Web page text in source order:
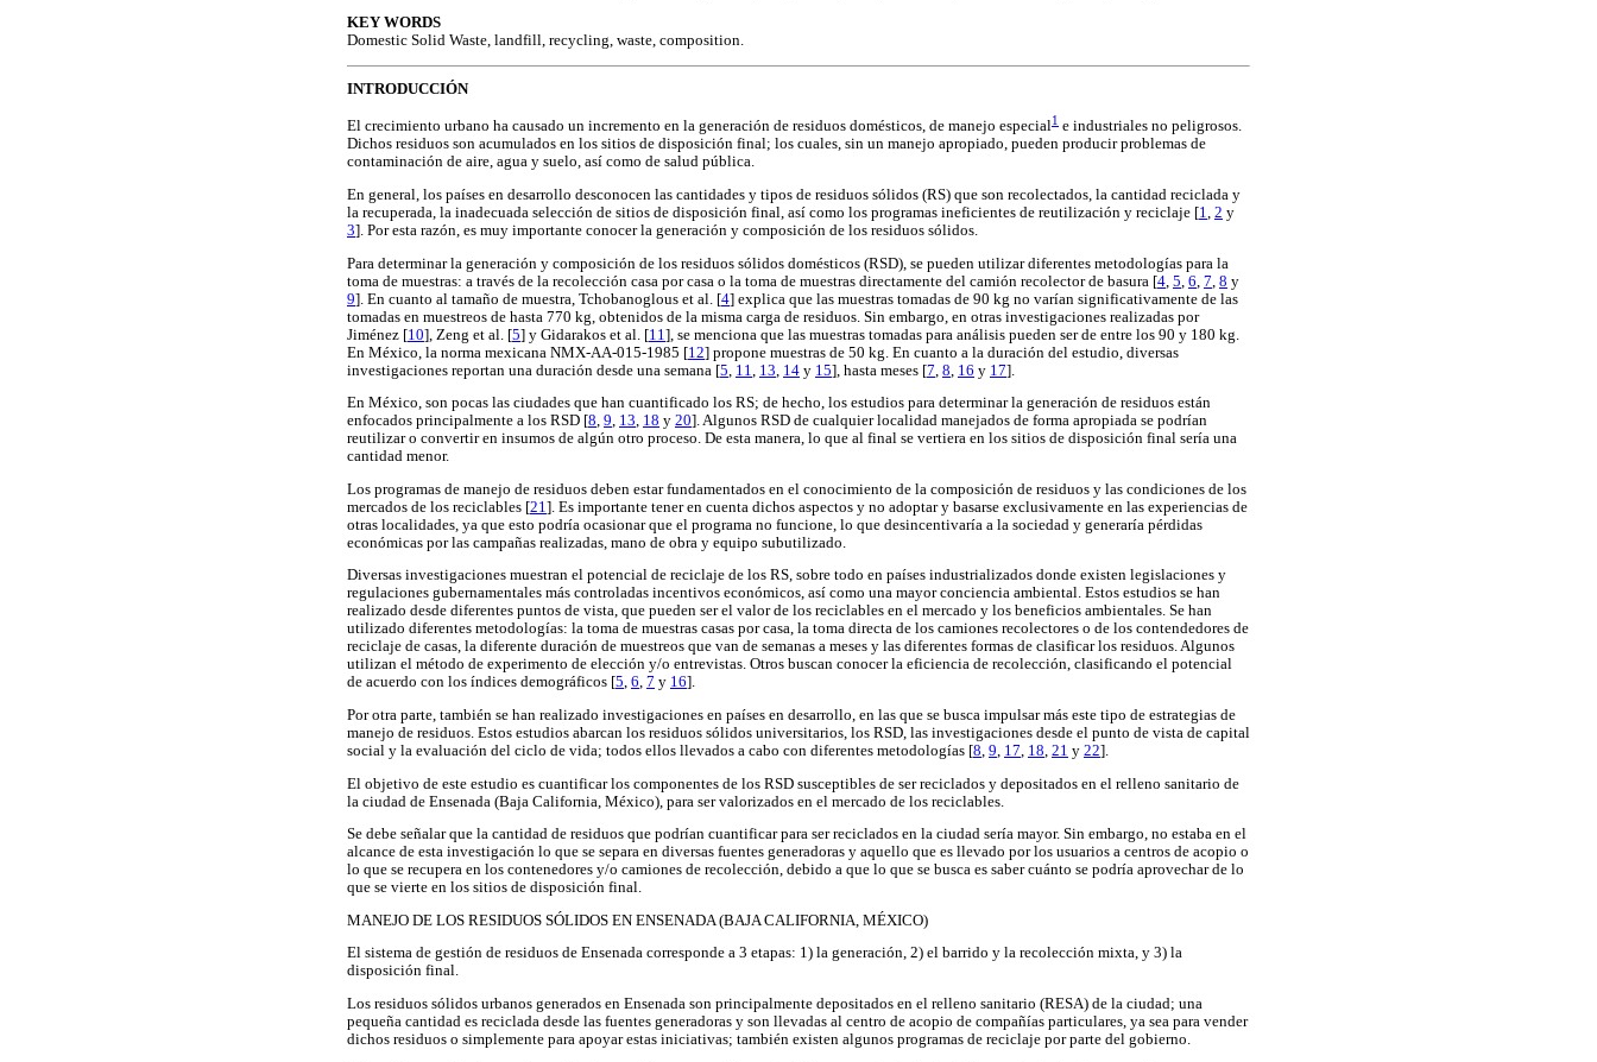
KEY WORDS
Domestic Solid Waste, landfill, recycling, waste, composition.
INTRODUCCIÓN
El crecimiento urbano ha causado un incremento en la generación de residuos domésticos, de manejo especial1 e industriales no peligrosos.
Dichos residuos son acumulados en los sitios de disposición final; los cuales, sin un manejo apropiado, pueden producir problemas de
contaminación de aire, agua y suelo, así como de salud pública.
En general, los países en desarrollo desconocen las cantidades y tipos de residuos sólidos (RS) que son recolectados, la cantidad reciclada y
la recuperada, la inadecuada selección de sitios de disposición final, así como los programas ineficientes de reutilización y reciclaje [1, 2 y
3]. Por esta razón, es muy importante conocer la generación y composición de los residuos sólidos.
Para determinar la generación y composición de los residuos sólidos domésticos (RSD), se pueden utilizar diferentes metodologías para la
toma de muestras: a través de la recolección casa por casa o la toma de muestras directamente del camión recolector de basura [4 5 6 7 8 y
9]. En cuanto al tamaño de muestra, Tchobanoglous et al. [4] explica que las muestras tomadas de 90 kg no varían significativamente de las
tomadas en muestreos de hasta 770 kg, obtenidos de la misma carga de residuos. Sin embargo, en otras investigaciones realizadas por
Jiménez [10], Zeng et al. [5] y Gidarakos et al. [11 ], se menciona que las muestras tomadas para análisis pueden ser de entre los 90 y 180 kg.
En México, la norma mexicana NMX-AA-015-1985 [12] propone muestras de 50 kg. En cuanto a la duración del estudio, diversas
investigaciones reportan una duración desde una semana [5 11 13 14 y 15], hasta meses [7 8 16 y 17].
En México, son pocas las ciudades que han cuantificado los RS; de hecho, los estudios para determinar la generación de residuos están
enfocados principalmente a los RSD [8, 9, 13, 18 y 20]. Algunos RSD de cualquier localidad manejados de forma apropiada se podrían
reutilizar o convertir en insumos de algún otro proceso. De esta manera, lo que al final se vertiera en los sitios de disposición final sería una
cantidad menor.
Los programas de manejo de residuos deben estar fundamentados en el conocimiento de la composición de residuos y las condiciones de los
mercados de los reciclables [21 ]. Es importante tener en cuenta dichos aspectos y no adoptar y basarse exclusivamente en las experiencias de
otras localidades, ya que esto podría ocasionar que el programa no funcione, lo que desincentivaría a la sociedad y generaría pérdidas
económicas por las campañas realizadas, mano de obra y equipo subutilizado.
Diversas investigaciones muestran el potencial de reciclaje de los RS, sobre todo en países industrializados donde existen legislaciones y
regulaciones gubernamentales más controladas incentivos económicos, así como una mayor conciencia ambiental. Estos estudios se han
realizado desde diferentes puntos de vista, que pueden ser el valor de los reciclables en el mercado y los beneficios ambientales. Se han
utilizado diferentes metodologías: la toma de muestras casas por casa, la toma directa de los camiones recolectores o de los contendedores de
reciclaje de casas, la diferente duración de muestreos que van de semanas a meses y las diferentes formas de clasificar los residuos. Algunos
utilizan el método de experimento de elección y/o entrevistas. Otros buscan conocer la eficiencia de recolección, clasificando el potencial
de acuerdo con los índices demográficos [5, 6, 7 y 16].
Por otra parte, también se han realizado investigaciones en países en desarrollo, en las que se busca impulsar más este tipo de estrategias de
manejo de residuos. Estos estudios abarcan los residuos sólidos universitarios, los RSD, las investigaciones desde el punto de vista de capital
social y la evaluación del ciclo de vida; todos ellos llevados a cabo con diferentes metodologías [8, 9, 17, 18, 21 y 22].
El objetivo de este estudio es cuantificar los componentes de los RSD susceptibles de ser reciclados y depositados en el relleno sanitario de
la ciudad de Ensenada (Baja California, México), para ser valorizados en el mercado de los reciclables.
Se debe señalar que la cantidad de residuos que podrían cuantificar para ser reciclados en la ciudad sería mayor. Sin embargo, no estaba en el
alcance de esta investigación lo que se separa en diversas fuentes generadoras y aquello que es llevado por los usuarios a centros de acopio o
lo que se recupera en los contenedores y/o camiones de recolección, debido a que lo que se busca es saber cuánto se podría aprovechar de lo
que se vierte en los sitios de disposición final.
MANEJO DE LOS RESIDUOS SÓLIDOS EN ENSENADA (BAJA CALIFORNIA, MÉXICO)
El sistema de gestión de residuos de Ensenada corresponde a 3 etapas: 1) la generación, 2) el barrido y la recolección mixta, y 3) la
disposición final.
Los residuos sólidos urbanos generados en Ensenada son principalmente depositados en el relleno sanitario (RESA) de la ciudad; una
pequeña cantidad es reciclada desde las fuentes generadoras y son llevadas al centro de acopio de compañías particulares, ya sea para vender
dichos residuos o simplemente para apoyar estas iniciativas; también existen algunos programas de reciclaje por parte del gobierno.